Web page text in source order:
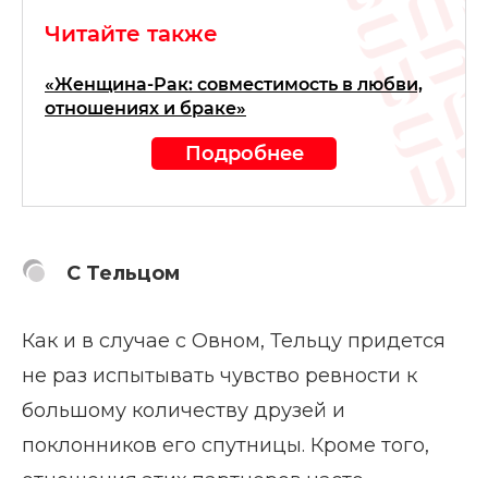
Читайте также
«Женщина-Рак: совместимость в любви,
отношениях и браке»
Подробнее
С Тельцом
Как и в случае с Овном, Тельцу придется
не раз испытывать чувство ревности к
большому количеству друзей и
поклонников его спутницы. Кроме того,